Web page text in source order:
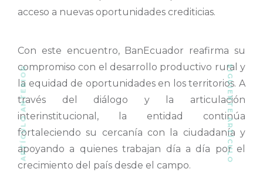
acceso a nuevas oportunidades crediticias.
Con este encuentro, BanEcuador reafirma su
compromiso con el desarrollo productivo rural y
la equidad de oportunidades en los territorios. A
través del diálogo y la articulación
interinstitucional, la entidad continúa
fortaleciendo su cercanía con la ciudadanía y
apoyando a quienes trabajan día a día por el
crecimiento del país desde el campo.
ARTÍCULO ANTERIOR SIGUIENTE ARTÍCULO